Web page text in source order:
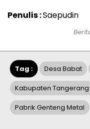
Penulis :Saepudin
Tag : Desa Babat
Kabupaten Tangerang
Pabrik Genteng Metal